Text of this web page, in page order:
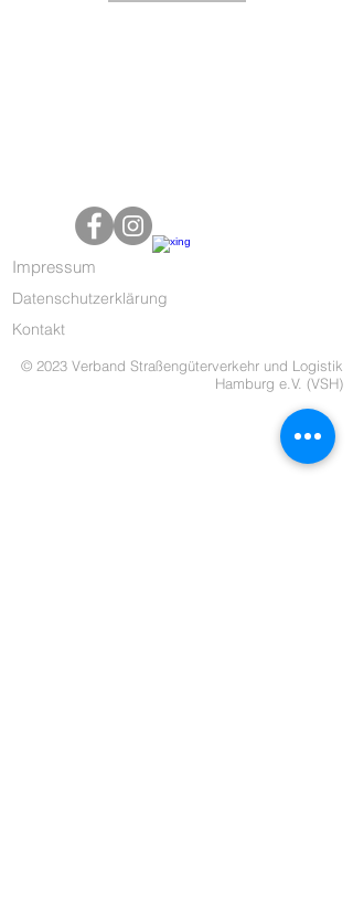
Impressum
Datenschutzerklärung
Kontakt
© 2023 Verband Straßengüterverkehr und Logistik
Hamburg e.V. (VSH)